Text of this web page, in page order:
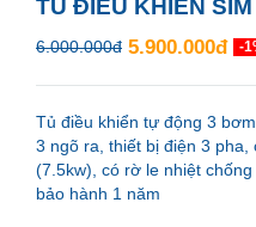
TỦ ĐIỀU KHIỂN
6.000.000đ 5.900.000đ -
Tủ điều khiển tự động 3
3 ngõ ra, thiết bị điện 3
(7.5kw), có rờ le nhiệt
bảo hành 1 năm